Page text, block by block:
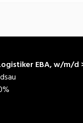
Verwaltung
EBA, w/m/d